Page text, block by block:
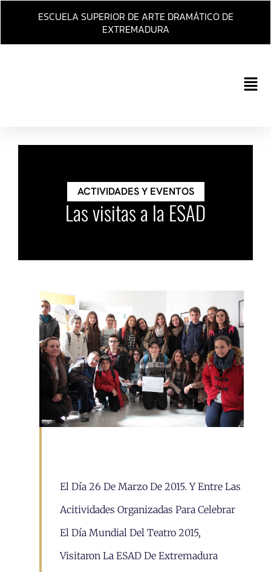
Ir
ESCUELA SUPERIOR DE ARTE DRAMÁTICO DE
EXTREMADURA
Main
ACTIVIDADES Y EVENTOS
Las visitas a la ESAD
El Día 26 De Marzo De 2015. Y Entre Las
Acitividades Organizadas Para Celebrar
El Día Mundial Del Teatro 2015,
Visitaron La ESAD De Extremadura